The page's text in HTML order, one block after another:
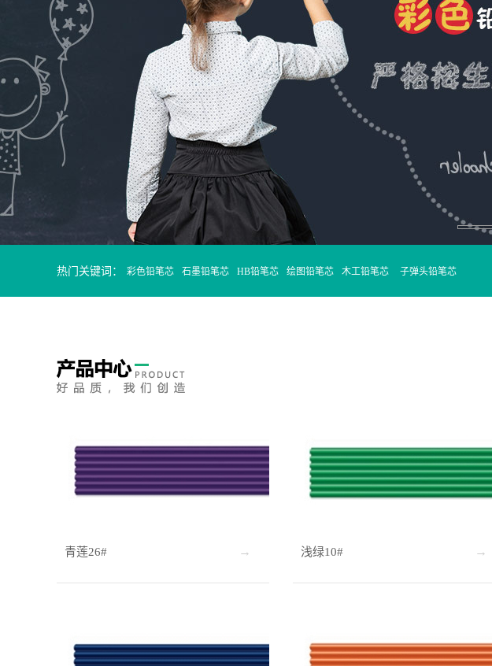
热门关键词： 彩色铅笔芯 石墨铅笔芯 HB铅笔芯 绘图铅笔芯 木工铅笔芯 子弹头铅笔芯
青莲26# 浅绿10#